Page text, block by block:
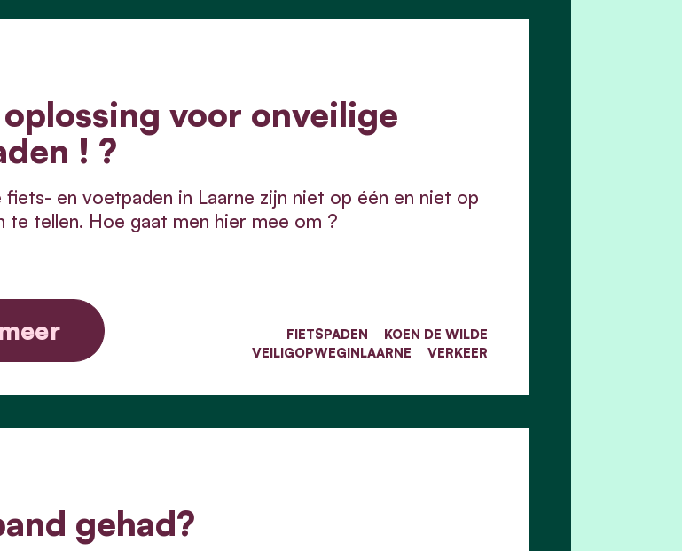
voor onveilige
! ?
fiets- en voetpaden in Laarne zijn niet op één en niet op
te tellen. Hoe gaat men hier mee om ?
FIETSPADEN
KOEN DE WILDE
VEILIGOPWEGINLAARNE
VERKEER
gehad?